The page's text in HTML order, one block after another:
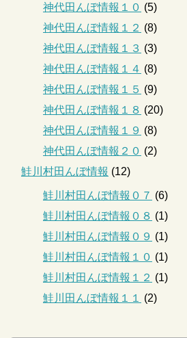
神代田んぼ情報１０ (5)
神代田んぼ情報１２ (8)
神代田んぼ情報１３ (3)
神代田んぼ情報１４ (8)
神代田んぼ情報１５ (9)
神代田んぼ情報１８ (20)
神代田んぼ情報１９ (8)
神代田んぼ情報２０ (2)
鮭川村田んぼ情報 (12)
鮭川村田んぼ情報０７ (6)
鮭川村田んぼ情報０８ (1)
鮭川村田んぼ情報０９ (1)
鮭川村田んぼ情報１０ (1)
鮭川村田んぼ情報１２ (1)
鮭川田んぼ情報１１
(2)